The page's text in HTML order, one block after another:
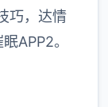
巧，达情
APP2。